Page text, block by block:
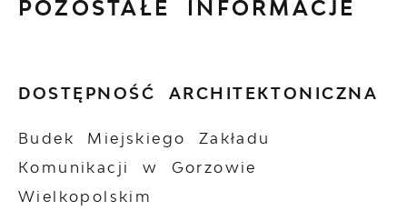
POZOSTAŁE INFORMACJE
DOSTĘPNOŚĆ ARCHITEKTONICZNA
Budek Miejskiego Zakładu
Komunikacji w Gorzowie
Wielkopolskim